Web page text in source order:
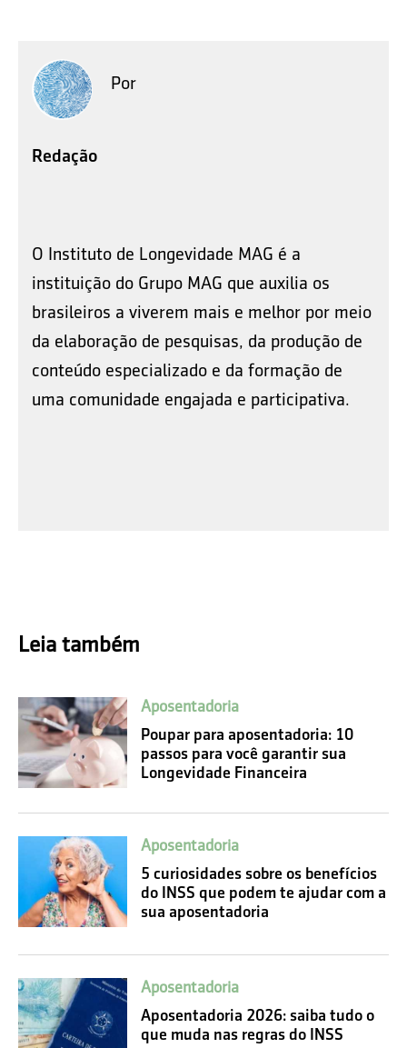
Por
Redação
O Instituto de Longevidade MAG é a
instituição do Grupo MAG que auxilia os
brasileiros a viverem mais e melhor por meio
da elaboração de pesquisas, da produção de
conteúdo especializado e da formação de
uma comunidade engajada e participativa.
Leia também
Aposentadoria
Poupar para aposentadoria: 10
passos para você garantir sua
Longevidade Financeira
Aposentadoria
5 curiosidades sobre os benefícios
do INSS que podem te ajudar com a
sua aposentadoria
Aposentadoria
Aposentadoria 2026: saiba tudo o
que muda nas regras do INSS